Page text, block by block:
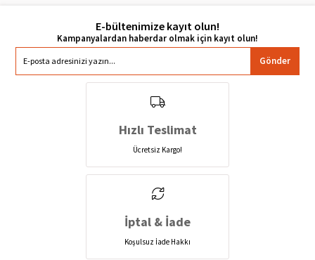
E-bültenimize kayıt olun!
Gönder
Hızlı Teslimat
Ücretsiz Kargo!
İptal & İade
Koşulsuz İade Hakkı